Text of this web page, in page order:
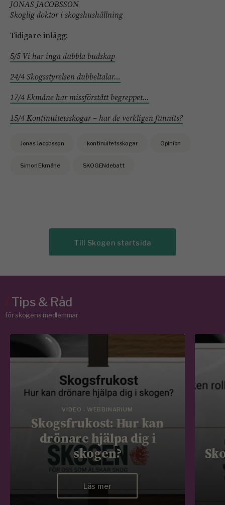
JONAS JACOBSSON
Skoglig doktor i skogshushållning
Tidigare inlägg:
5/5 Vi har inga dubbla budskap
24/4 Skogsstyrelsen dubbeltalar…
17/4 Ekmåne har missförstått begreppet…
15/4 Kontinuitetsskogar – har de verkligen funnits?
Jonas Jacobsson kontinuitetsskogar Opinion
Simon Ekmåne SKOGENdebatt
Till Skogen startsida
/Tips & Råd
för skogens medlemmar
VIDEO - WEBBINARIUM
Skogsfrukost: Hur kan
drönare hjälpa dig i
skogen?
Läs mer